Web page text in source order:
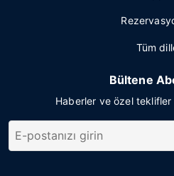
Tüm
Bültene
Haberler ve özel teklifler